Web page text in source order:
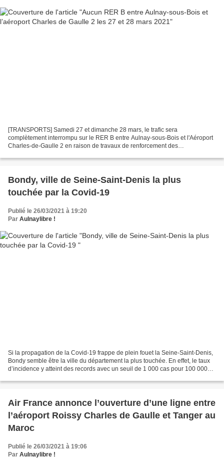
[TRANSPORTS] Samedi 27 et dimanche 28 mars, le trafic sera
complètement interrompu sur le RER B entre Aulnay-sous-Bois et l'Aéroport
Charles-de-Gaulle 2 en raison de travaux de renforcement des
Bondy, ville de Seine-Saint-Denis la plus
touchée par la Covid-19
Publié le 26/03/2021 à 19:20
Par Aulnaylibre !
Si la propagation de la Covid-19 frappe de plein fouet la Seine-Saint-Denis,
Bondy semble être la ville du département la plus touchée. En effet, le taux
d’incidence y atteint des records avec un seuil de 1 000 cas pour 100 000
Air France annonce l’ouverture d’une ligne entre
l’aéroport Roissy Charles de Gaulle et Tanger au
Maroc
Publié le 26/03/2021 à 19:06
Par Aulnaylibre !